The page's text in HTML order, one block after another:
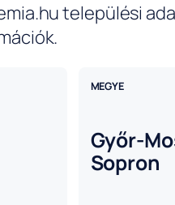
települési
MEGYE
Győr-
Sopron